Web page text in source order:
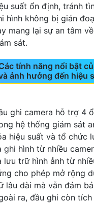
suất ổn định, tránh
hình không bị gián
mang lại sự an tâm
sát.
tính năng nổi bật
ảnh hưởng đến hiệu
ghi camera hỗ trợ 4
hệ thống giám sát
hiệu suất và tổ chức
ghi hình từ nhiều
lưu trữ hình ảnh từ
cho phép mở rộng
lâu dài mà vẫn đảm
ra, đầu ghi còn